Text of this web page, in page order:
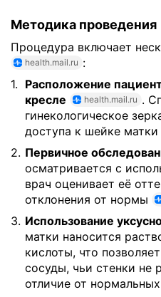
Методика проведения
Процедура включает
health.mail.ru :
Расположение
кресле
health.mail.ru .
гинекологическое
доступа к шейке матки
Первичное
осматривается с
врач оценивает её
отклонения от нормы
Использование
матки наносится
кислоты, что
сосуды, чьи стенки не
отличие от нормальных